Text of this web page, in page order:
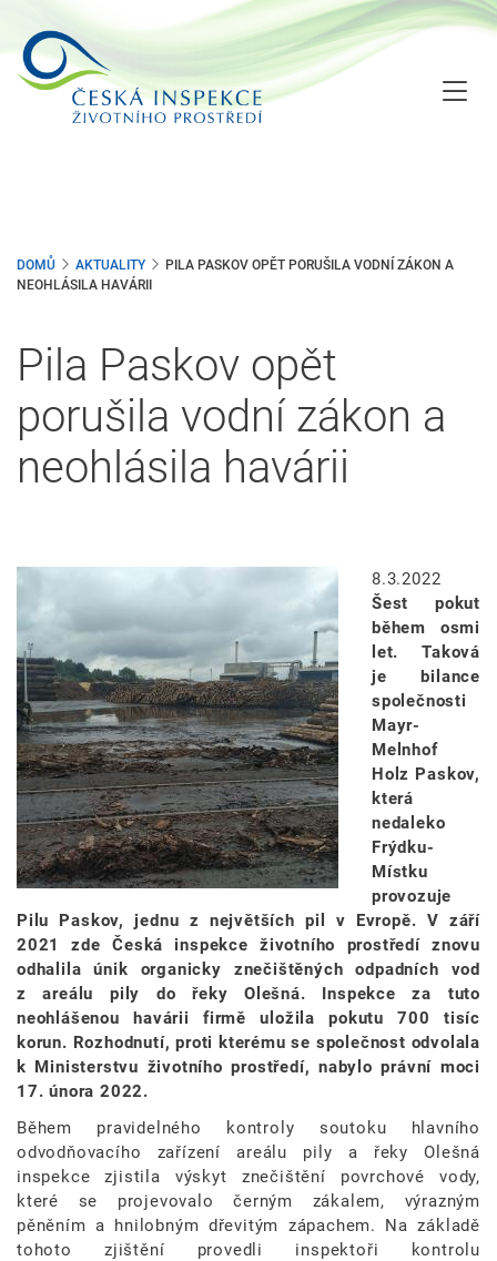
hlavnímu
obsahu
DOMŮ AKTUALITY
PILA PASKOV OPĚT PORUŠILA VODNÍ ZÁKON A
NEOHLÁSILA HAVÁRII
Pila Paskov opět
porušila vodní zákon a
neohlásila havárii
Image
8.3.2022
Šest pokut
během osmi
let. Taková
je bilance
společnosti
Mayr-
Melnhof
Holz Paskov,
která
nedaleko
Frýdku-
Místku
provozuje
Pilu Paskov, jednu z největších pil v Evropě. V září
2021 zde Česká inspekce životního prostředí znovu
odhalila únik organicky znečištěných odpadních vod
z areálu pily do řeky Olešná. Inspekce za tuto
neohlášenou havárii firmě uložila pokutu 700 tisíc
korun. Rozhodnutí, proti kterému se společnost odvolala
k Ministerstvu životního prostředí, nabylo právní moci
17. února 2022.
Během pravidelného kontroly soutoku hlavního
odvodňovacího zařízení areálu pily a řeky Olešná
inspekce zjistila výskyt znečištění povrchové vody,
které se projevovalo černým zákalem, výrazným
pěněním a hnilobným dřevitým zápachem. Na základě
tohoto zjištění provedli inspektoři kontrolu